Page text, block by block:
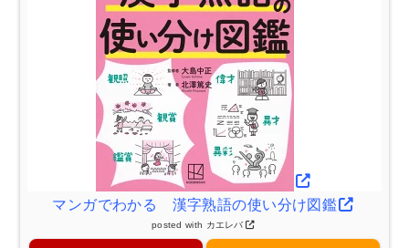
マンガでわかる 漢字熟語の使い分け図鑑
posted with カエレバ